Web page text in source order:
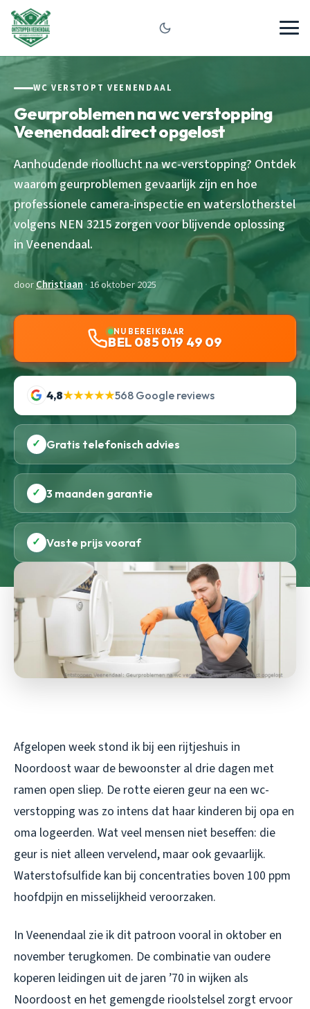
WC VERSTOPT VEENENDAAL
Geurproblemen na wc verstopping
Veenendaal: direct opgelost
Aanhoudende rioollucht na wc-verstopping? Ontdek
waarom geurproblemen gevaarlijk zijn en hoe
professionele camera-inspectie en waterslotherstel
volgens NEN 3215 zorgen voor blijvende oplossing
in Veenendaal.
doorChristiaan· 16 oktober 2025
NU BEREIKBAAR
BEL 085 019 49 09
4,8★★★★★568 Google reviews
✓ Gratis telefonisch advies
✓ 3 maanden garantie
✓ Vaste prijs vooraf
Afgelopen week stond ik bij een rijtjeshuis in
Noordoost waar de bewoonster al drie dagen met
ramen open sliep. De rotte eieren geur na een wc-
verstopping was zo intens dat haar kinderen bij opa en
oma logeerden. Wat veel mensen niet beseffen: die
geur is niet alleen vervelend, maar ook gevaarlijk.
Waterstofsulfide kan bij concentraties boven 100 ppm
hoofdpijn en misselijkheid veroorzaken.
In Veenendaal zie ik dit patroon vooral in oktober en
november terugkomen. De combinatie van oudere
koperen leidingen uit de jaren ’70 in wijken als
Noordoost en het gemengde rioolstelsel zorgt ervoor